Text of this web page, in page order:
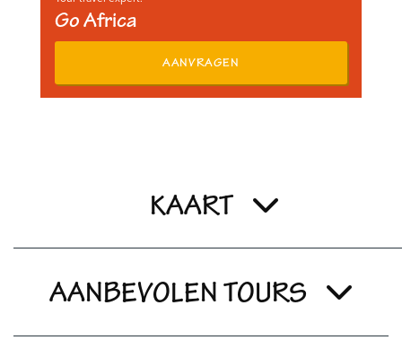
Go Africa
AANVRAGEN
KAART
AANBEVOLEN TOURS